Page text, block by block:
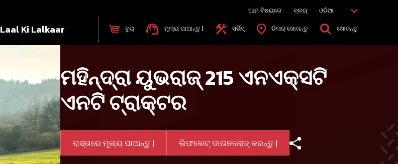
ଆମ ବିଷୟରେ ବ୍ଲଗ୍ ଓଡିଆ
Laal Ki Lalkaar ବୁୟ ମୂଲ୍ୟ ପାଆନ୍ତୁ | ସର୍ଭିସ୍ ଡିଲର୍ ଖୋଜନ୍ତୁ ଖୋଜନ୍ତୁ
ମହିନ୍ଦ୍ରା ୟୁଭରାଜ୍ 215 ଏନଏକ୍ସଟି
ଏନଟି ଟ୍ରାକ୍ଟର
ରାସ୍ତାରେ ମୂଲ୍ୟ ପାଆନ୍ତୁ | ଲିଫଲେଟ୍ ଡାଉନଲୋଡ୍ କରନ୍ତୁ |